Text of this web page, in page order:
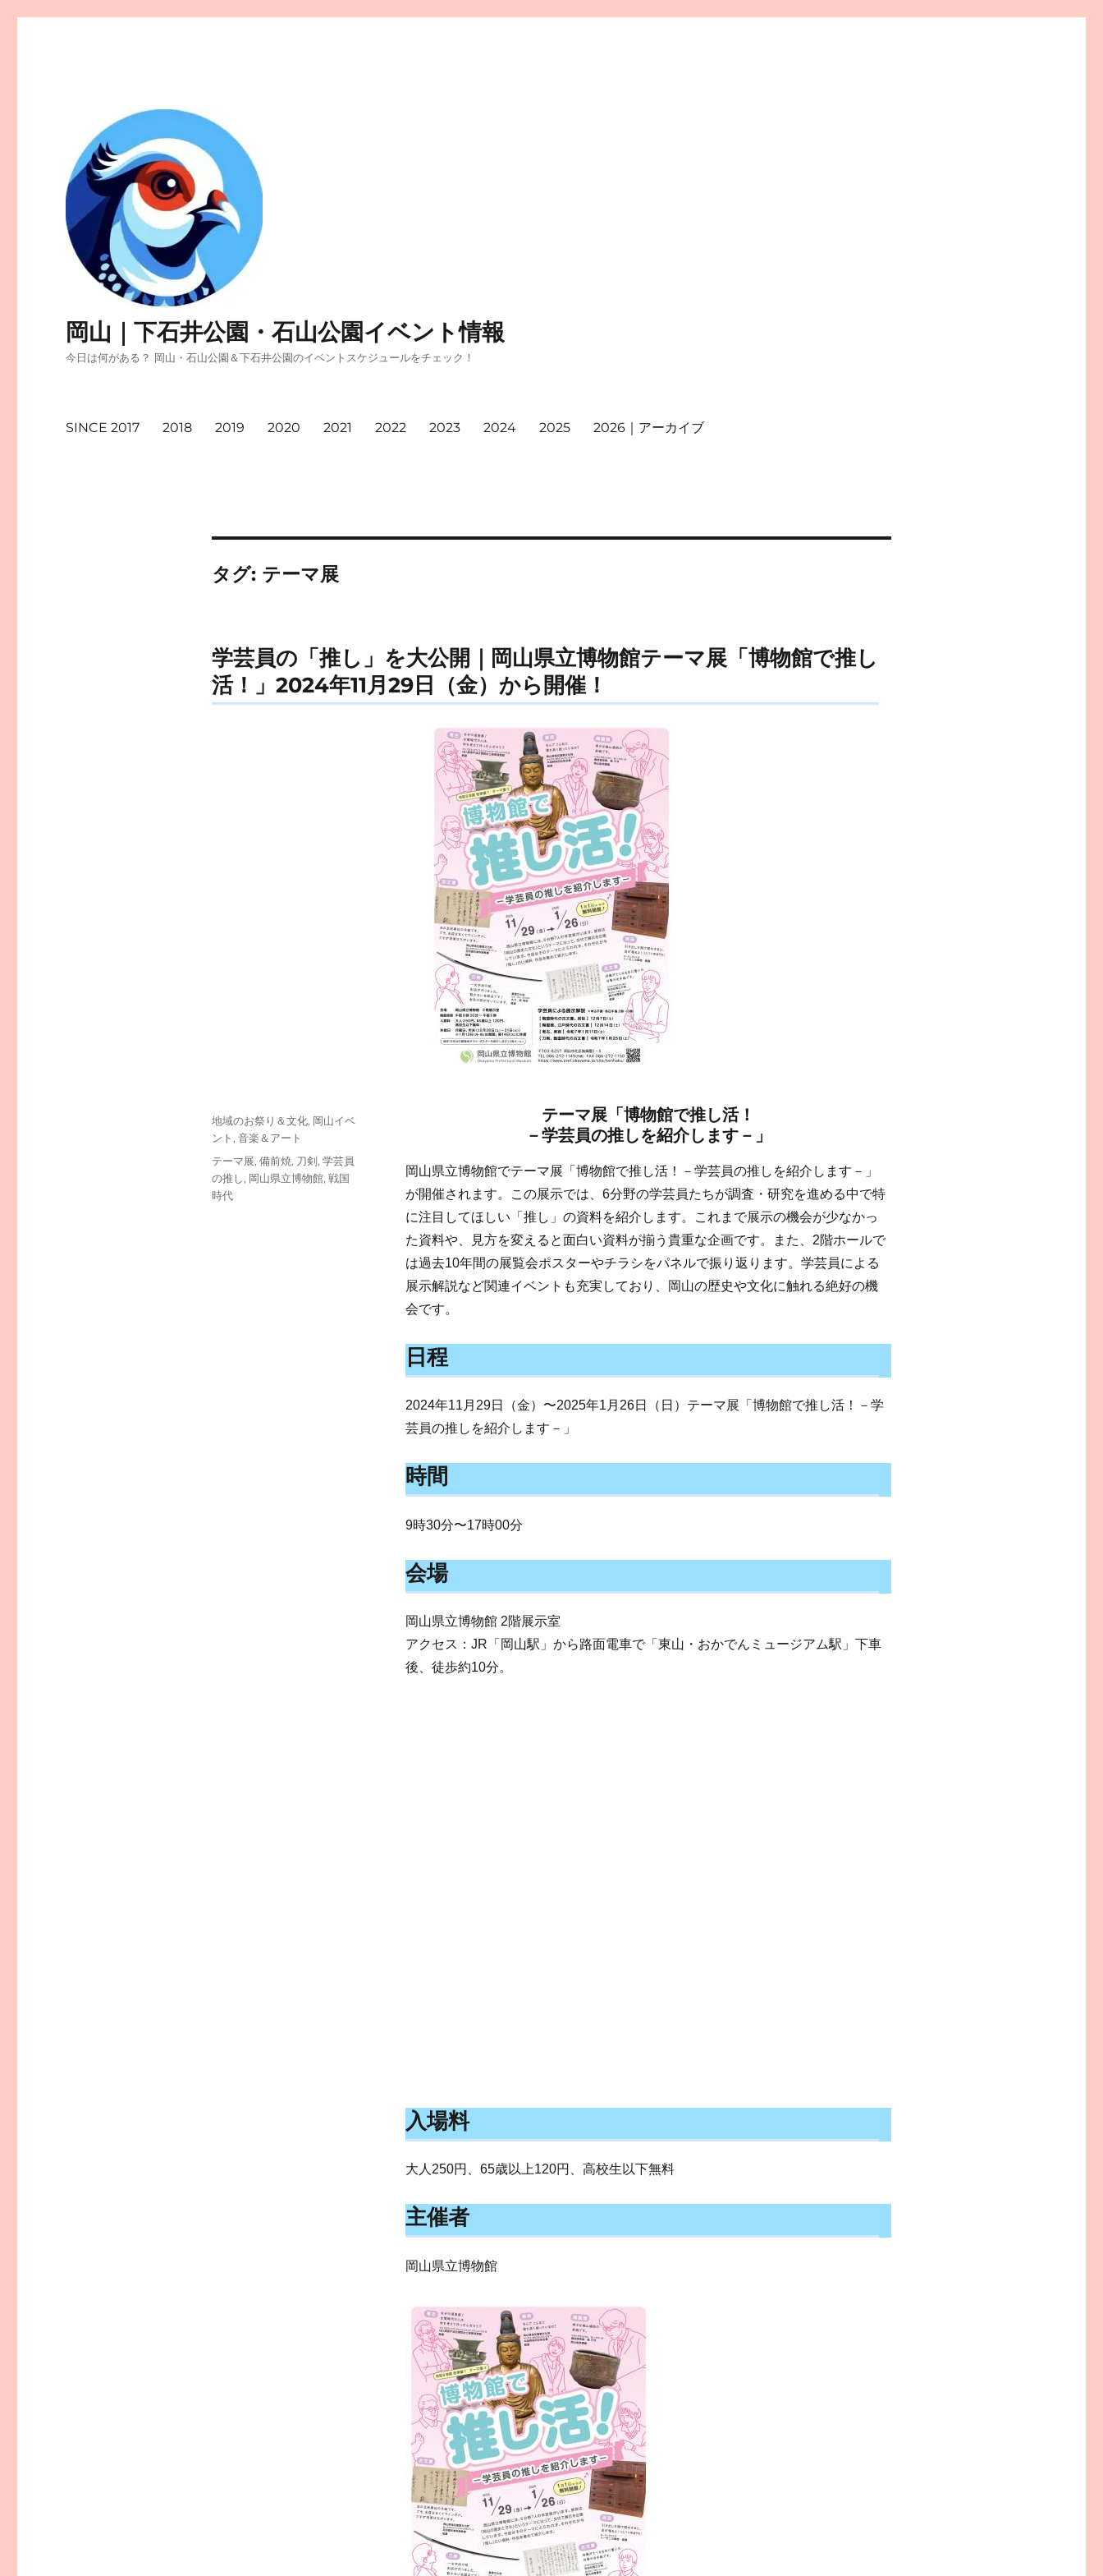
岡山｜下石井公園・石山公園イベント情報
今日は何がある？ 岡山・石山公園＆下石井公園のイベントスケジュールをチェック！
SINCE 2017 2018 2019 2020 2021 2022 2023 2024 2025 2026｜アーカイブ
タグ: テーマ展
学芸員の「推し」を大公開｜岡山県立博物館テーマ展「博物館で推し
活！」2024年11月29日（金）から開催！
テーマ展「博物館で推し活！
－学芸員の推しを紹介します－」
岡山県立博物館でテーマ展「博物館で推し活！－学芸員の推しを紹介します－」
が開催されます。この展示では、6分野の学芸員たちが調査・研究を進める中で特
に注目してほしい「推し」の資料を紹介します。これまで展示の機会が少なかっ
た資料や、見方を変えると面白い資料が揃う貴重な企画です。また、2階ホールで
は過去10年間の展覧会ポスターやチラシをパネルで振り返ります。学芸員による
展示解説など関連イベントも充実しており、岡山の歴史や文化に触れる絶好の機
会です。
日程
2024年11月29日（金）〜2025年1月26日（日）テーマ展「博物館で推し活！－学
芸員の推しを紹介します－」
時間
9時30分〜17時00分
会場
岡山県立博物館 2階展示室
アクセス：JR「岡山駅」から路面電車で「東山・おかでんミュージアム駅」下車
後、徒歩約10分。
入場料
大人250円、65歳以上120円、高校生以下無料
主催者
岡山県立博物館
投
カ
テ
ー
地域のお祭り＆文化, 岡山イベ
ント , 音楽＆アート
タ
グ
テーマ展, 備前焼, 刀剣, 学芸員
の推し, 岡山県立博物館, 戦国
時代